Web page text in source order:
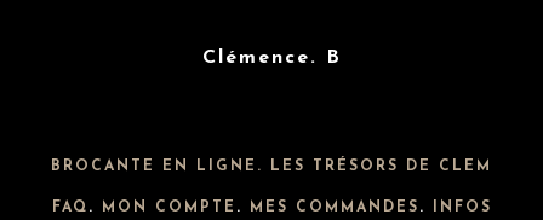
Clémence. B
BROCANTE EN LIGNE. LES TRÉSORS DE CLEM
FAQ . MON COMPTE . MES COMMANDES . INFOS